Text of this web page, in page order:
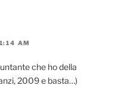
AM
che ho della
2009 e basta…)